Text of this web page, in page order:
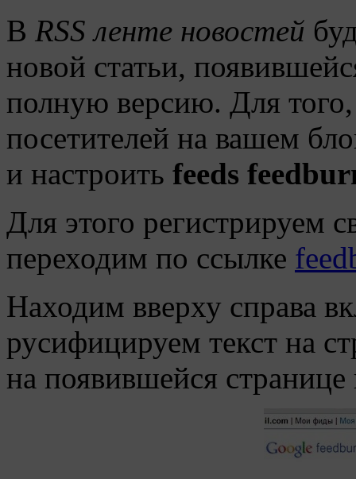
В RSS ленте новостей
новой статьи,
полную версию. Для
посетителей на вашем
и настроить feeds
Для этого регистрируем
переходим по ссылке
Находим вверху справа
русифицируем текст на
на появившейся